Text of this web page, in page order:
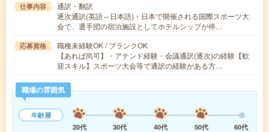
仕事内容
通訳・翻訳
逐次通訳(英語⇔日本語)・日本で開催される国際スポーツ大
会で、選手団の宿泊施設としてホテルシップが停…
応募資格
職種未経験OK / ブランクOK
【あれば尚可】・アテンド経験・会議通訳(逐次)の経験【歓
迎スキル】スポーツ大会等で通訳の経験がある方…
職場の雰囲気
年齢層
20代
30代 40代 50代
60代